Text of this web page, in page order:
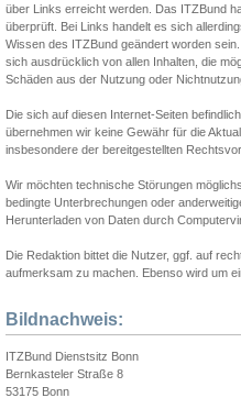
über Links erreicht werden. Das ITZBund
überprüft. Bei Links handelt es sich
Wissen des ITZBund geändert worden
sich ausdrücklich von allen Inhalten, die
Schäden aus der Nutzung oder
Die sich auf diesen Internet-Seiten
übernehmen wir keine Gewähr für die
insbesondere der bereitgestellten
Wir möchten technische Störungen
bedingte Unterbrechungen oder
Herunterladen von Daten durch
Die Redaktion bittet die Nutzer, ggf. auf
aufmerksam zu machen. Ebenso wird um
Bildnachweis:
ITZBund Dienstsitz Bonn
Bernkasteler Straße 8
53175 Bonn